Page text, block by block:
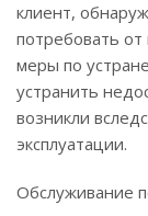
клиент,
потребовать
меры по
устранить
возникли
эксплуатации.
Обслуживание